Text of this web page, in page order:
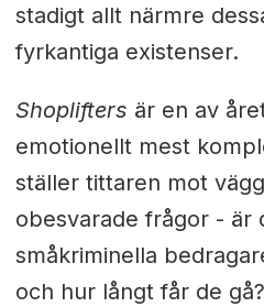
stadigt allt närmre
fyrkantiga existenser.
Shoplifters är en av
emotionellt mest
ställer tittaren mot
obesvarade frågor - är
småkriminella
och hur långt får de